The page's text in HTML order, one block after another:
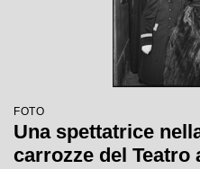
FOTO
Una spettatrice
carrozze del Teatro